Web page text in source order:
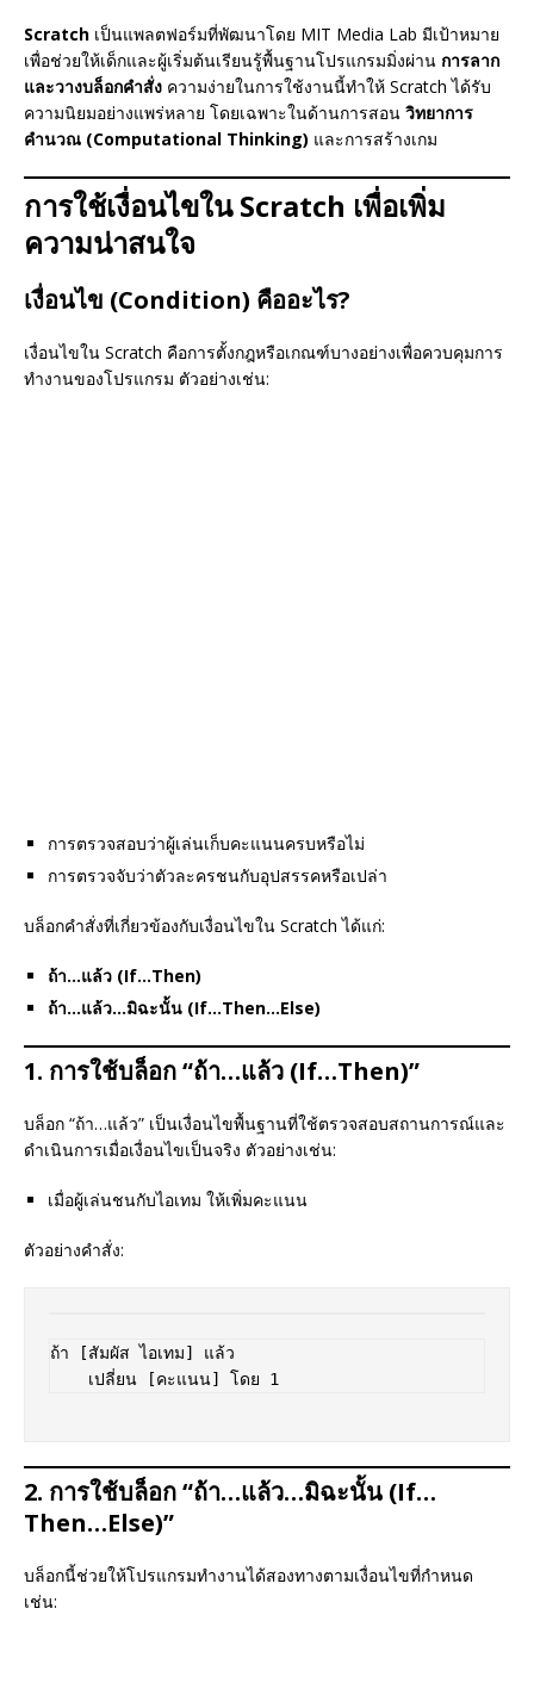
Scratch เป็นแพลตฟอร์มที่พัฒนาโดย MIT Media Lab มีเป้าหมาย
เพื่อช่วยให้เด็กและผู้เริ่มต้นเรียนรู้พื้นฐานโปรแกรมมิ่งผ่าน การลาก
และวางบล็อกคำสั่ง ความง่ายในการใช้งานนี้ทำให้ Scratch ได้รับ
ความนิยมอย่างแพร่หลาย โดยเฉพาะในด้านการสอน วิทยาการ
คำนวณ (Computational Thinking) และการสร้างเกม
การใช้เงื่อนไขใน Scratch เพื่อเพิ่ม
ความน่าสนใจ
เงื่อนไข (Condition) คืออะไร?
เงื่อนไขใน Scratch คือการตั้งกฎหรือเกณฑ์บางอย่างเพื่อควบคุมการ
ทำงานของโปรแกรม ตัวอย่างเช่น:
การตรวจสอบว่าผู้เล่นเก็บคะแนนครบหรือไม่
การตรวจจับว่าตัวละครชนกับอุปสรรคหรือเปล่า
บล็อกคำสั่งที่เกี่ยวข้องกับเงื่อนไขใน Scratch ได้แก่:
ถ้า…แล้ว (If…Then)
ถ้า…แล้ว…มิฉะนั้น (If…Then…Else)
1. การใช้บล็อก “ถ้า…แล้ว (If…Then)”
บล็อก “ถ้า…แล้ว” เป็นเงื่อนไขพื้นฐานที่ใช้ตรวจสอบสถานการณ์และ
ดำเนินการเมื่อเงื่อนไขเป็นจริง ตัวอย่างเช่น:
เมื่อผู้เล่นชนกับไอเทม ให้เพิ่มคะแนน
ตัวอย่างคำสั่ง:
ถ้า [สัมผัส ไอเทม] แล้ว
2. การใช้บล็อก “ถ้า…แล้ว…มิฉะนั้น (If…
Then…Else)”
บล็อกนี้ช่วยให้โปรแกรมทำงานได้สองทางตามเงื่อนไขที่กำหนด
เช่น: